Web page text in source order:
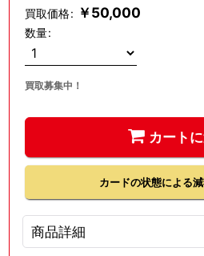
買取価格: ￥50,000
数量:
買取募集中！
カート
カードの状態による
商品詳細